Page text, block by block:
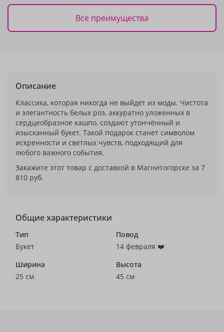
Все преимущества
Описание
Классика, которая никогда не выйдет из моды. Чистота
и элегантность белых роз, аккуратно уложенных в
сердцеобразное кашпо, создают утончённый и
изысканный букет. Такой подарок станет символом
искренности и светлых чувств, подходящий для
любого важного события.
Закажите этот товар с доставкой в Магнитогорске за 7
810 руб.
Общие характеристики
Тип
Букет
Повод
14 февраля ❤️
Ширина
25 см
Высота
45 см